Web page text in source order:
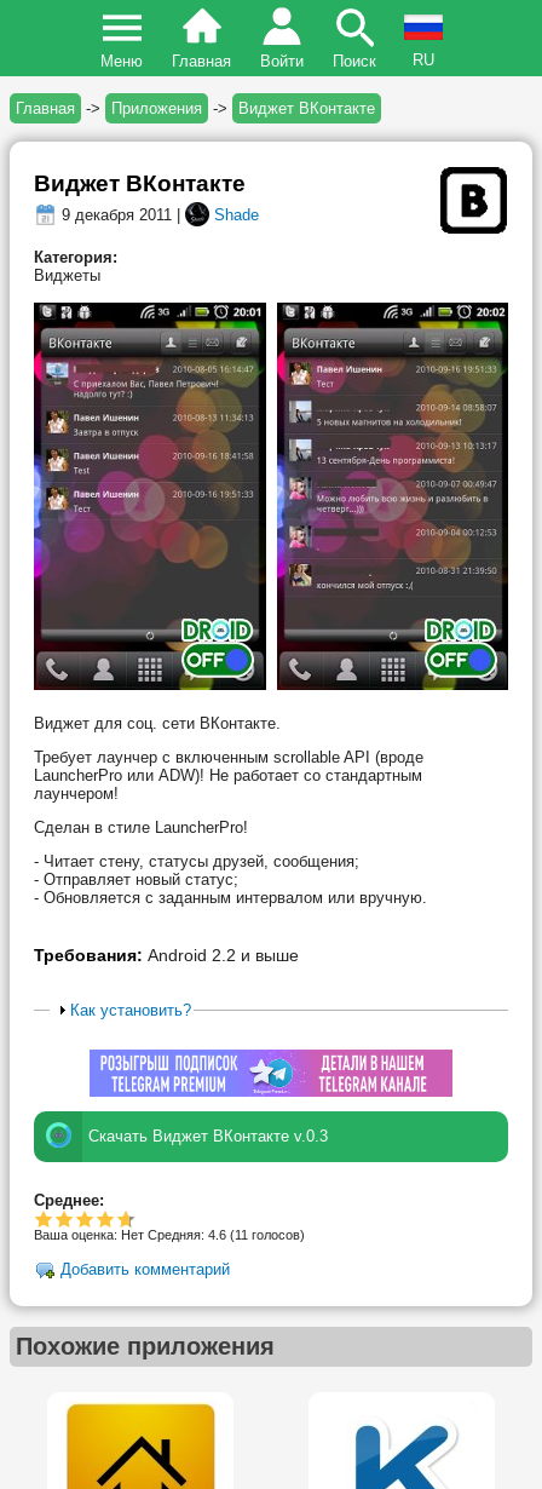
Меню Главная Войти Поиск RU
Главная -> Приложения -> Виджет ВКонтакте
Виджет ВКонтакте
9 декабря 2011 | Shade
Категория:
Виджеты
Виджет для соц. сети ВКонтакте.
Требует лаунчер с включенным scrollable API (вроде
LauncherPro или ADW)! Не работает со стандартным
лаунчером!
Сделан в стиле LauncherPro!
- Читает стену, статусы друзей, сообщения;
- Отправляет новый статус;
- Обновляется с заданным интервалом или вручную.
Требования: Android 2.2 и выше
Как установить?
Скачать Виджет ВКонтакте v.0.3
Среднее:
Ваша оценка: Нет Средняя: 4.6 (11 голосов)
Добавить комментарий
Похожие приложения